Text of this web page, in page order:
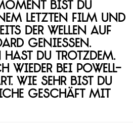
bist du
letzten Film und
der Wellen auf
genießen.
hast du trotzdem.
wieder bei Powell-
Wie sehr bist du
Geschäft mit